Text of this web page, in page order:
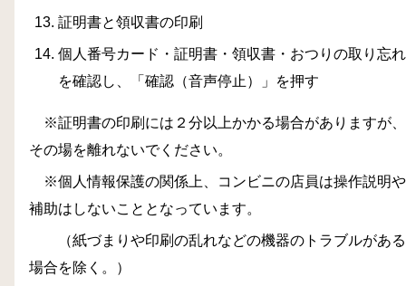
証明書と領収書の印刷
個人番号カード・証明書・領収書・おつりの取り忘れ
を確認し、「確認（音声停止）」を押す
※証明書の印刷には２分以上かかる場合がありますが、
その場を離れないでください。
※個人情報保護の関係上、コンビニの店員は操作説明や
補助はしないこととなっています。
（紙づまりや印刷の乱れなどの機器のトラブルがある
場合を除く。）